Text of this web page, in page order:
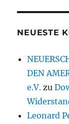
NEUESTE
DEN
e.V. zu
Leonard